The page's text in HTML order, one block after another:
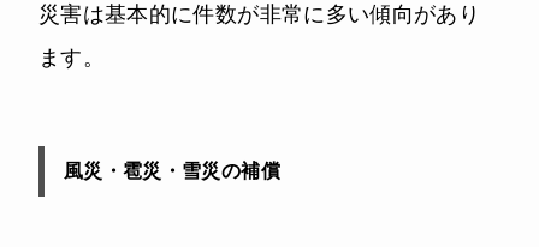
災害は基本的に件数が非常に多い傾向があり
ます。
風災・雹災・雪災の補償